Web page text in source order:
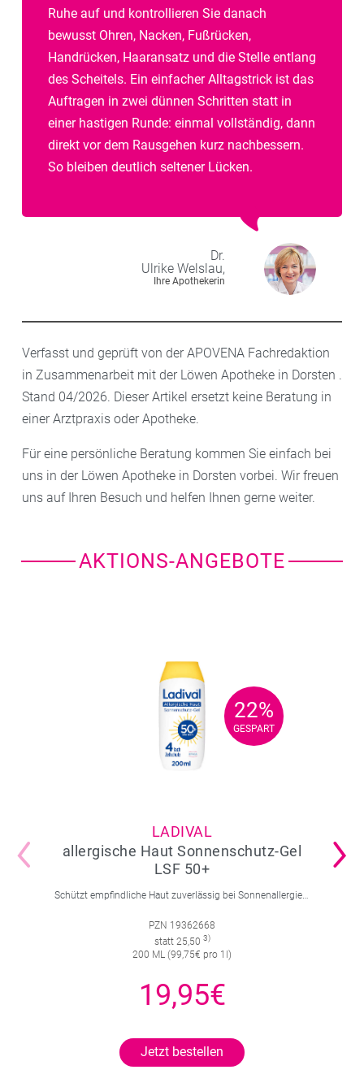
Ruhe auf und kontrollieren Sie danach
bewusst Ohren, Nacken, Fußrücken,
Handrücken, Haaransatz und die Stelle entlang
des Scheitels. Ein einfacher Alltagstrick ist das
Auftragen in zwei dünnen Schritten statt in
einer hastigen Runde: einmal vollständig, dann
direkt vor dem Rausgehen kurz nachbessern.
So bleiben deutlich seltener Lücken.
Dr.
Ulrike Welslau,
Ihre Apothekerin
Verfasst und geprüft von der APOVENA Fachredaktion
in Zusammenarbeit mit der Löwen Apotheke in Dorsten .
Stand 04/2026. Dieser Artikel ersetzt keine Beratung in
einer Arztpraxis oder Apotheke.
Für eine persönliche Beratung kommen Sie einfach bei
uns in der Löwen Apotheke in Dorsten vorbei. Wir freuen
uns auf Ihren Besuch und helfen Ihnen gerne weiter.
AKTIONS-ANGEBOTE
22%
GESPART
22%
GESPART
LADIVAL
allergische Haut Sonnenschutz-Gel
LSF 50+
PZN 19362668
statt 25,50 3)
200 ML (99,75€ pro 1l)
19,95€
Jetzt bestellen